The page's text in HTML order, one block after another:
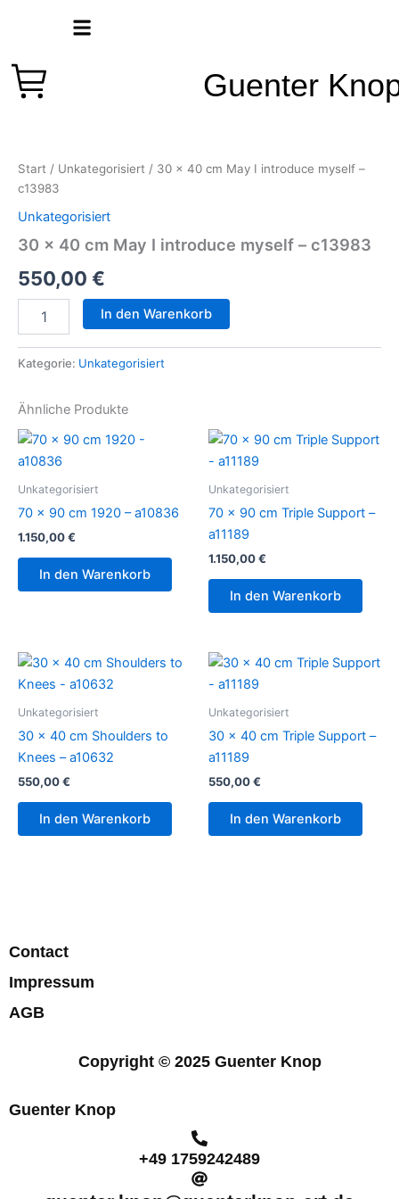
Guenter
Start / Unkategorisiert / 30 x 40 cm May I introduce myself –
c13983
Unkategorisiert
30 x 40 cm May I introduce myself – c13983
550,00 €
cm
May
I
introduce
myself
c13983
Menge
In den Warenkorb
Kategorie: Unkategorisiert
Ähnliche Produkte
Unkategorisiert
70 x 90 cm 1920 – a10836
1.150,00€
In den Warenkorb
Unkategorisiert
70 x 90 cm Triple Support –
a11189
1.150,00€
In den Warenkorb
Unkategorisiert
30 x 40 cm Shoulders to
Knees – a10632
550,00€
In den Warenkorb
Unkategorisiert
30 x 40 cm Triple Support –
a11189
550,00€
In den Warenkorb
Contact
Impressum
AGB
Copyright © 2025 Guenter Knop
Guenter Knop
+49 1759242489